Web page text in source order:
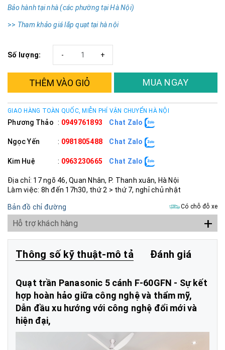
Bảo hành tại nhà (các phường tại Hà Nội)
>> Tham khảo giá lắp quạt tại hà nội
Số lượng: +
-
THÊM VÀO GIỎ MUA NGAY
GIAO HÀNG TOÀN QUỐC, MIỄN PHÍ VẬN CHUYỂN HÀ NỘI
Phương Thảo : 0949761893 Chat Zalo
Ngọc Yến : 0981805488 Chat Zalo
Kim Huệ : 0963230665 Chat Zalo
Địa chỉ: 17 ngõ 46, Quan Nhân, P. Thanh xuân, Hà Nội
Làm việc: 8h đến 17h30, thứ 2 > thứ 7, nghỉ chủ nhật
Bản đồ chỉ đường Có chỗ đỗ xe
Hỗ trợ khách hàng +
Thông số kỹ thuật-mô tả Đánh giá
Quạt trần Panasonic 5 cánh F-60GFN - Sự kết
hợp hoàn hảo giữa công nghệ và thẩm mỹ,
Dẫn đầu xu hướng với công nghệ đổi mới và
hiện đại,